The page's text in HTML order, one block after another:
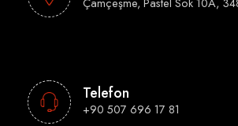
Telefon
+90 507 696 17 81